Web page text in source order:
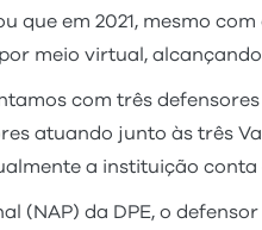
que em 2021, mesmo
meio virtual, alcançando
com três
atuando junto às três
a instituição conta
(NAP) da DPE, o